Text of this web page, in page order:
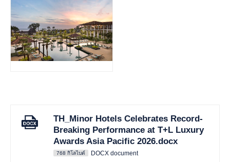
JPG
TH_Minor Hotels Celebrates Record-
Breaking Performance at T+L Luxury
Awards Asia Pacific 2026.docx
768 กิโลไบต์ DOCX document